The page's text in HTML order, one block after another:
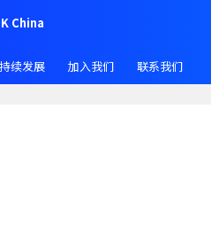
China
续发展 加入我们 联系我们